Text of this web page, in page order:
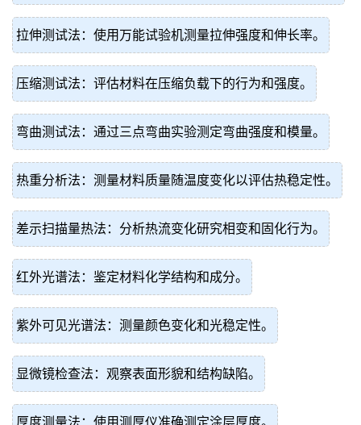
拉伸测试法：使用万能试验机测量拉伸强度和伸长率。
压缩测试法：评估材料在压缩负载下的行为和强度。
弯曲测试法：通过三点弯曲实验测定弯曲强度和模量。
热重分析法：测量材料质量随温度变化以评估热稳定性。
差示扫描量热法：分析热流变化研究相变和固化行为。
红外光谱法：鉴定材料化学结构和成分。
紫外可见光谱法：测量颜色变化和光稳定性。
显微镜检查法：观察表面形貌和结构缺陷。